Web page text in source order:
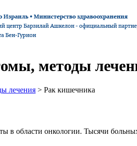
методы
лечения > Рак кишечника
в области онкологии. Тысячи